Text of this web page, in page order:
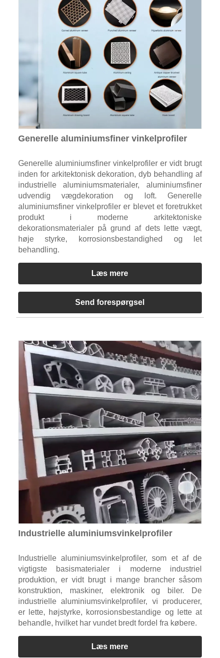
Generelle aluminiumsfiner vinkelprofiler
Generelle aluminiumsfiner vinkelprofiler er vidt brugt
inden for arkitektonisk dekoration, dyb behandling af
industrielle aluminiumsmaterialer, aluminiumsfiner
udvendig vægdekoration og loft. Generelle
aluminiumsfiner vinkelprofiler er blevet et foretrukket
produkt i moderne arkitektoniske
dekorationsmaterialer på grund af dets lette vægt,
høje styrke, korrosionsbestandighed og let
behandling.
Læs mere
Send forespørgsel
Industrielle aluminiumsvinkelprofiler
Industrielle aluminiumsvinkelprofiler, som et af de
vigtigste basismaterialer i moderne industriel
produktion, er vidt brugt i mange brancher såsom
konstruktion, maskiner, elektronik og biler. De
industrielle aluminiumsvinkelprofiler, vi producerer,
er lette, højstyrke, korrosionsbestandige og lette at
behandle, hvilket har vundet bredt fordel fra købere.
Læs mere